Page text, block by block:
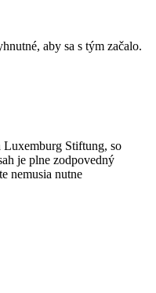
aby sa s tým začalo.
Luxemburg Stiftung, so
je plne zodpovedný
nemusia nutne